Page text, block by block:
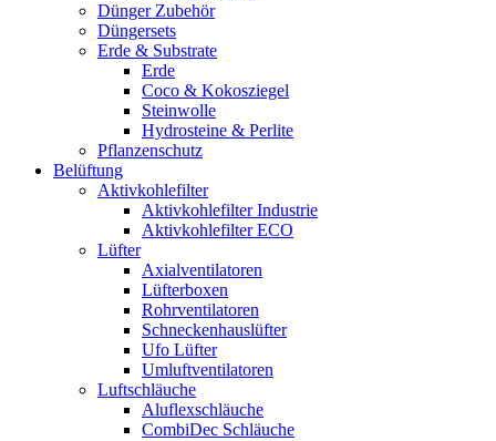
Dünger Zubehör
Düngersets
Erde & Substrate
Erde
Coco & Kokosziegel
Steinwolle
Hydrosteine & Perlite
Pflanzenschutz
Belüftung
Aktivkohlefilter
Aktivkohlefilter Industrie
Aktivkohlefilter ECO
Lüfter
Axialventilatoren
Lüfterboxen
Rohrventilatoren
Schneckenhauslüfter
Ufo Lüfter
Umluftventilatoren
Luftschläuche
Aluflexschläuche
CombiDec Schläuche